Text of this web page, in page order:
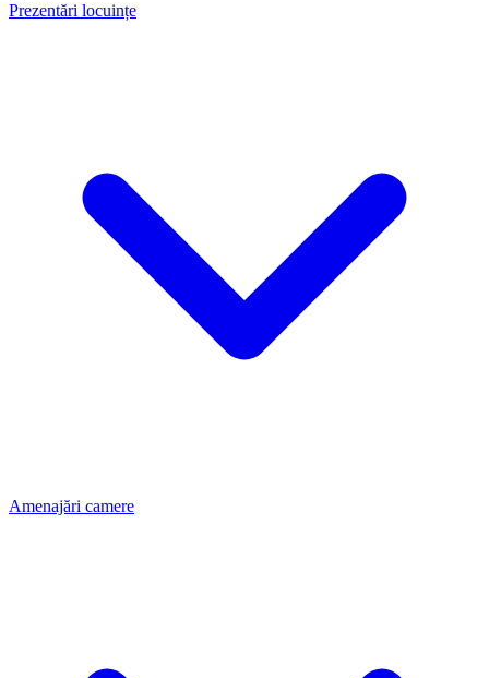
Prezentări locuințe
Amenajări camere